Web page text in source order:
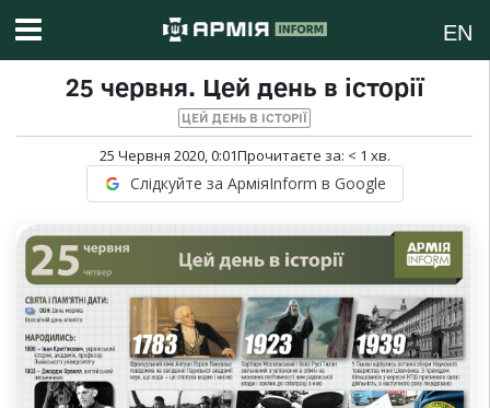
EN
25 червня. Цей день в історії
ЦЕЙ ДЕНЬ В ІСТОРІЇ
25 Червня 2020, 0:01Прочитаєте за: < 1 хв.
Слідкуйте за АрміяInform в Google